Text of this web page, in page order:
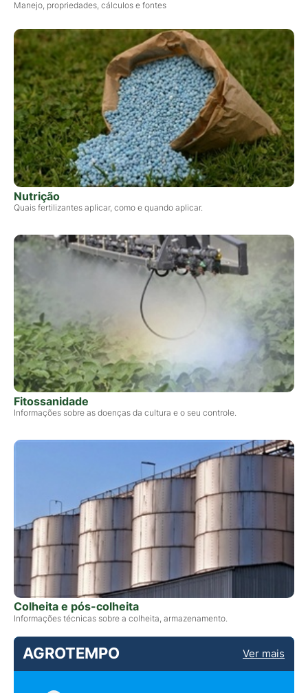
Manejo, propriedades, cálculos e fontes
Nutrição
Quais fertilizantes aplicar, como e quando aplicar.
Fitossanidade
Informações sobre as doenças da cultura e o seu controle.
Colheita e pós-colheita
Informações técnicas sobre a colheita, armazenamento.
AGROTEMPO Ver mais